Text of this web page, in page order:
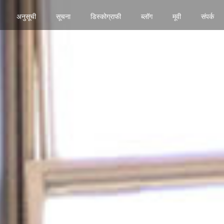
अनुसूची सूचना डिस्कोग्राफी ब्लॉग मूवी संपर्क